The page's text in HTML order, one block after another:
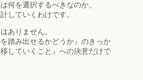
何を選択するべきなのか。
していくわけです。
ありません。
を踏み出せるかどうか』のきっか
していくこと』への決意だけで